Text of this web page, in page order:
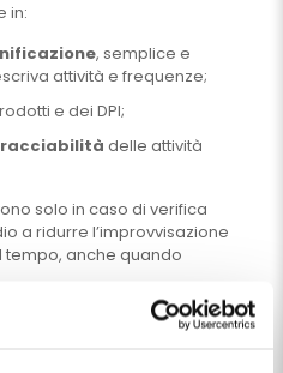
in:
, semplice e
attività e frequenze;
e dei DPI;
delle attività
solo in caso di verifica
a ridurre l’improvvisazione
tempo, anche quando
esternalizzata